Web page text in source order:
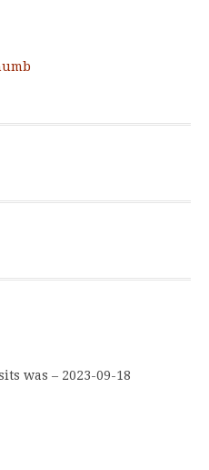
was – 2023-09-18